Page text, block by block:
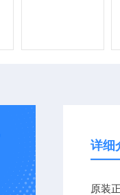
详细
原装